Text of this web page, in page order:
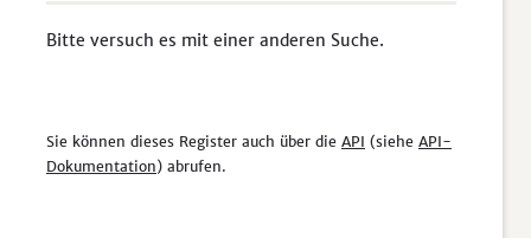
Bitte versuch es mit einer anderen Suche.
Sie können dieses Register auch über die API (siehe API-
Dokumentation) abrufen.